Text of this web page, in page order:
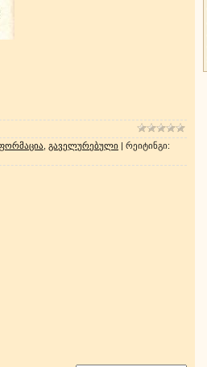
გაველურებული | რეიტინგი: